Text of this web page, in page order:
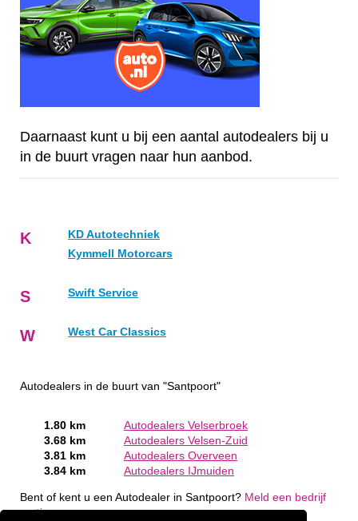
Daarnaast kunt u bij een aantal autodealers bij u
in de buurt vragen naar hun aanbod.
K
KD Autotechniek
Kymmell Motorcars
S Swift Service
W West Car Classics
Autodealers in de buurt van "Santpoort"
1.80 km
Autodealers Velserbroek
3.68 km
Autodealers Velsen-Zuid
3.81 km
Autodealers Overveen
3.84 km
Autodealers IJmuiden
Bent of kent u een Autodealer in Santpoort? Meld een bedrijf
gratis aan